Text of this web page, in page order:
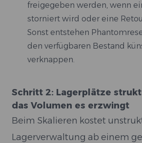
freigegeben werden, wenn
storniert wird oder eine
Sonst entstehen
den verfügbaren Bestand
verknappen.
Schritt 2: Lagerplätze
das Volumen es erzwingt
Beim Skalieren kostet
Lagerverwaltung ab einem